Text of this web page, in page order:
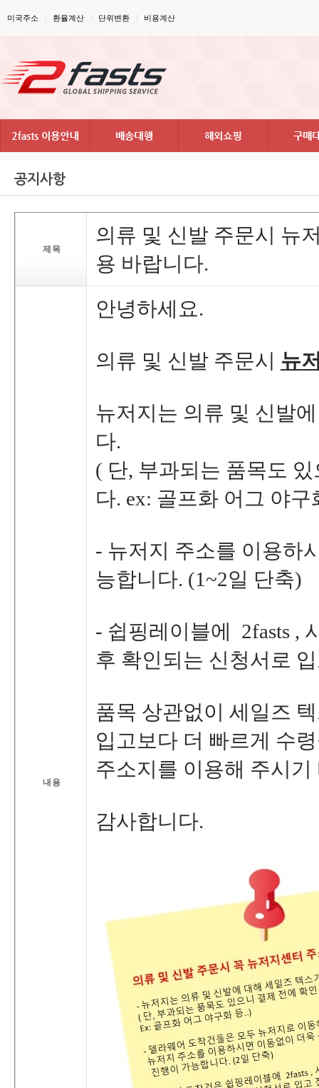
미국주소 환율계산 단위변환 비용계산
공지사항
제목
의류및신발주문시뉴
용바랍니다.
내용
안녕하세요.
의류및신발주문시 뉴
뉴저지는의류및신발
다.
( 단,부과되는품목도
다. ex:골프화어그야구
-뉴저지주소를이용하
능합니다.(1~2일단축)
-쉽핑레이블에2fasts,
후확인되는신청서로
품목상관없이세일즈
입고보다더빠르게수
주소지를이용해주시기
감사합니다.